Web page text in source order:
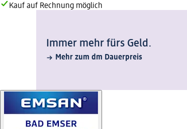
Kauf auf Rechnung möglich
Immer mehr fürs Geld.
Mehr zum dm Dauerpreis